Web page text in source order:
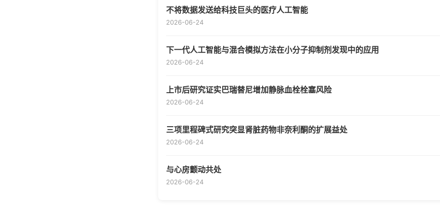
不将数据发送给科技巨头的医疗人工智能
2026-06-24
下一代人工智能与混合模拟方法在小分子抑制剂发现中的应用
2026-06-24
上市后研究证实巴瑞替尼增加静脉血栓栓塞风险
2026-06-24
三项里程碑式研究突显肾脏药物非奈利酮的扩展益处
2026-06-24
与心房颤动共处
2026-06-24